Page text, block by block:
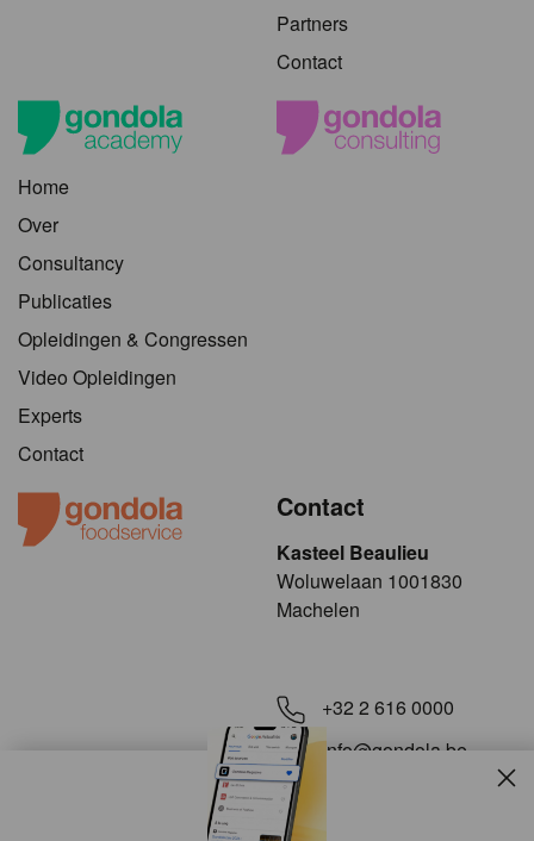
Partners
Contact
Home
Over
Consultancy
Publicaties
Opleidingen & Congressen
Video Opleidingen
Experts
Contact
Contact
Kasteel Beaulieu
​​​Woluwelaan 1001830
Machelen
+32 2 616 0000
info@gondola.be
Volg ons op